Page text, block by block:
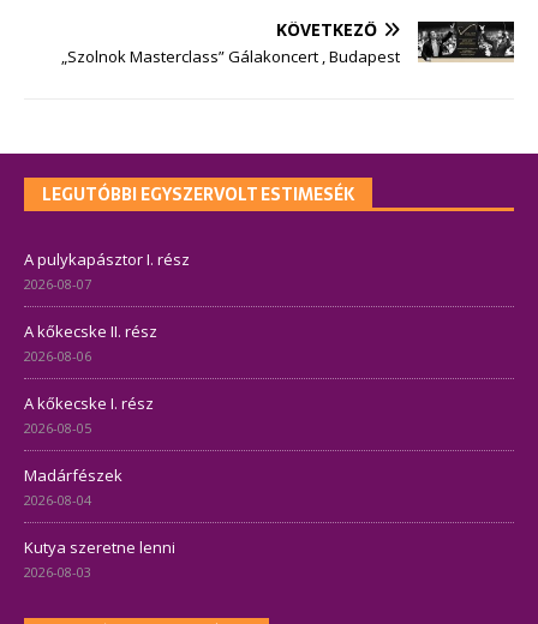
KÖVETKEZŐ
„Szolnok Masterclass” Gálakoncert , Budapest
LEGUTÓBBI EGYSZERVOLT ESTIMESÉK
A pulykapásztor I. rész
2026-08-07
A kőkecske II. rész
2026-08-06
A kőkecske I. rész
2026-08-05
Madárfészek
2026-08-04
Kutya szeretne lenni
2026-08-03